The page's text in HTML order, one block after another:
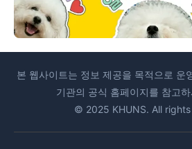
본 웹사이트는 정보 제공을 목적으로 운
기관의 공식 홈페이지를 참고
© 2025 KHUNS. All